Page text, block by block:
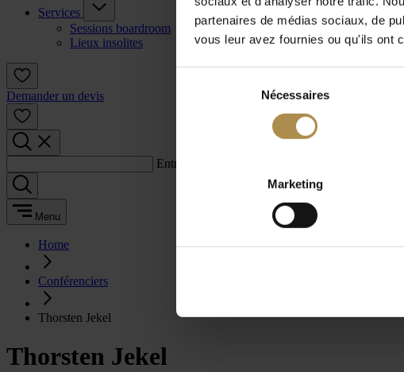
partenaires de médias sociaux, de
vous leur avez fournies ou qu'ils ont
Nécessaires
Marketing
Services
Sessions boardroom
Lieux insolites
Demander un devis
Entrez un terme de recherche :
Menu
Home
Conférenciers
Thorsten Jekel
Thorsten Jekel